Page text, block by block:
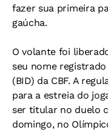
fazer sua primeira
gaúcha.
O volante foi
seu nome
(BID) da CBF. A
para a estreia do
ser titular no duelo
domingo, no